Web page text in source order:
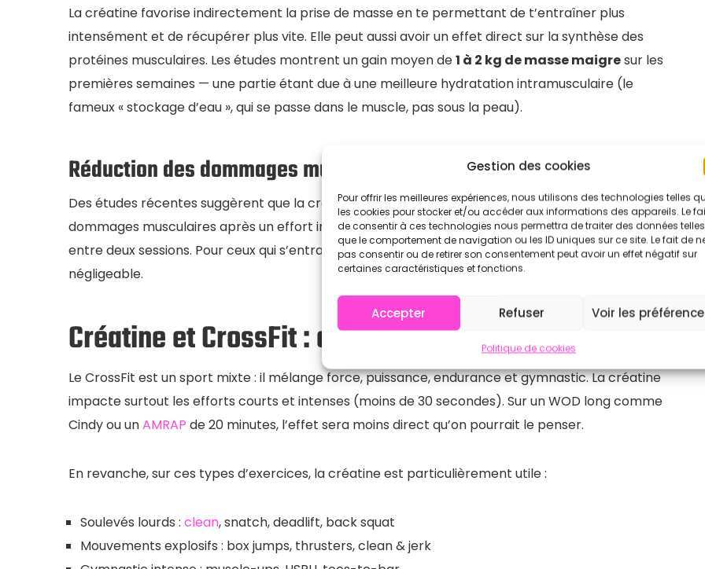
Gestion des cookies
Pour offrir les meilleures expériences, nous utilisons des technologies telles
les cookies pour stocker et/ou accéder aux informations des appareils. Le
de consentir à ces technologies nous permettra de traiter des données telles
que le comportement de navigation ou les ID uniques sur ce site. Le fait de
pas consentir ou de retirer son consentement peut avoir un effet négatif sur
certaines caractéristiques et fonctions.
Accepter Refuser Voir les
Politique de cookies
La créatine favorise indirectement la prise de masse en te permettant de t’entraîner plus
intensément et de récupérer plus vite. Elle peut aussi avoir un effet direct sur la synthèse des
protéines musculaires. Les études montrent un gain moyen de1 à 2 kg de masse maigresur les
premières semaines — une partie étant due à une meilleure hydratation intramusculaire (le
fameux « stockage d’eau », qui se passe dans le muscle, pas sous la peau).
Réduction des dommages musculaires
Des études récentes suggèrent que la créatine limite les marqueurs d’inflammation et les
dommages musculaires après un effort intense. Moins de courbatures, récupération plus rapide
entre deux sessions. Pour ceux qui s’entraînent 4 à 6 fois par semaine, c’est un bénéfice non
négligeable.
Créatine et CrossFit : est-ce vraiment adapté ?
Le CrossFit est un sport mixte : il mélange force, puissance, endurance et gymnastic. La créatine
impacte surtout les efforts courts et intenses (moins de 30 secondes). Sur un WOD long comme
Cindy ou unAMRAP de 20 minutes, l’effet sera moins direct qu’on pourrait le penser.
En revanche, sur ces types d’exercices, la créatine est particulièrement utile :
Soulevés lourds : clean, snatch, deadlift, back squat
Mouvements explosifs : box jumps, thrusters, clean & jerk